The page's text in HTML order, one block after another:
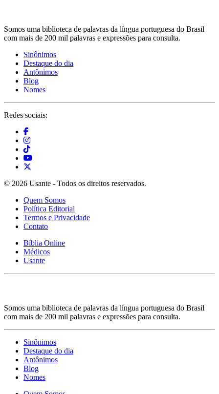
Somos uma biblioteca de palavras da língua portuguesa do Brasil
com mais de 200 mil palavras e expressões para consulta.
Sinônimos
Destaque do dia
Antônimos
Blog
Nomes
Redes sociais:
© 2026 Usante - Todos os direitos reservados.
Quem Somos
Política Editorial
Termos e Privacidade
Contato
Bíblia Online
Médicos
Usante
Somos uma biblioteca de palavras da língua portuguesa do Brasil
com mais de 200 mil palavras e expressões para consulta.
Sinônimos
Destaque do dia
Antônimos
Blog
Nomes